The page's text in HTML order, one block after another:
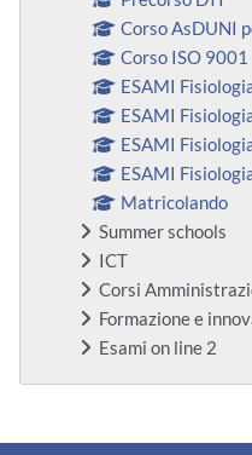
Corso AsDUNI
Corso ISO 9001
ESAMI
ESAMI
ESAMI
ESAMI
Matricolando
Summer schools
ICT
Corsi
Formazione e
Esami on line 2
Blocchi